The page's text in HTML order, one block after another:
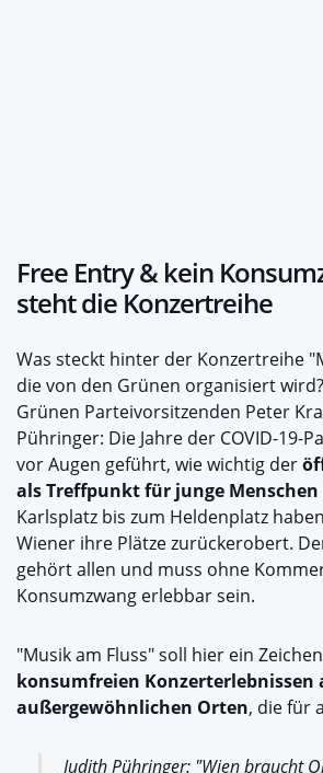
Free Entry & kein
steht die Konzertreihe
Was steckt hinter der Konzertreihe
die von den Grünen organisiert
Grünen Parteivorsitzenden Peter
Pühringer: Die Jahre der COVID-19-
vor Augen geführt, wie wichtig der
als Treffpunkt für junge Menschen
Karlsplatz bis zum Heldenplatz
Wiener ihre Plätze zurückerobert.
gehört allen und muss ohne
Konsumzwang erlebbar sein.
"Musik am Fluss" soll hier ein
konsumfreien Konzerterlebnissen
außergewöhnlichen Orten, die für
Judith Pühringer: "Wien braucht